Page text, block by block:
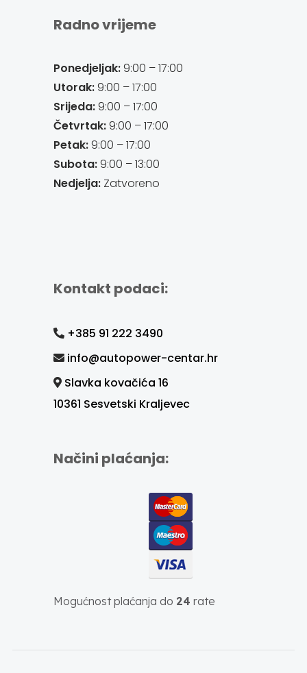
Radno vrijeme
Ponedjeljak:9:00 – 17:00
Utorak:9:00 – 17:00
Srijeda:9:00 – 17:00
Četvrtak:9:00 – 17:00
Petak:9:00 – 17:00
Subota:9:00 – 13:00
Nedjelja:Zatvoreno
Kontakt podaci:
+385 91 222 3490
info@autopower-centar.hr
Slavka kovačića 16
10361 Sesvetski Kraljevec
Načini plaćanja:
Mogućnost plaćanja do 24 rate